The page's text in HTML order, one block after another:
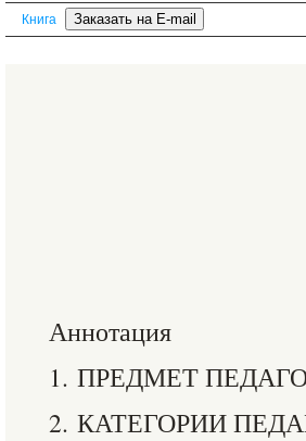
Книга
Аннотация
1. ПРЕДМЕТ
2. КАТЕГОРИИ